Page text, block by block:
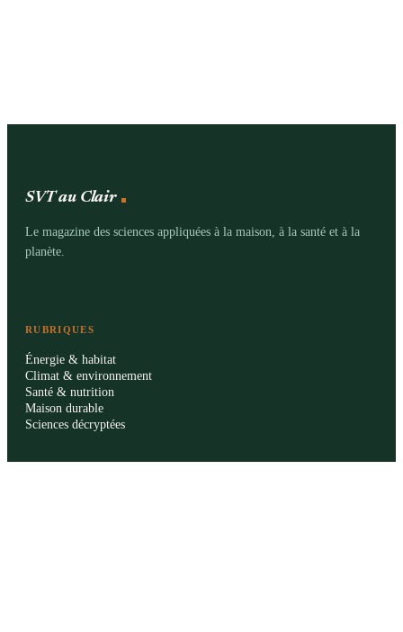
SVT au Clair
Le magazine des sciences appliquées à la maison, à la santé et à la
planète.
RUBRIQUES
Énergie & habitat
Climat & environnement
Santé & nutrition
Maison durable
Sciences décryptées